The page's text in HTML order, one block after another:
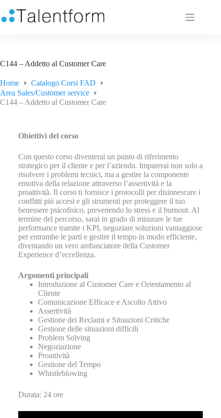
C144 – Addetto al Customer Care
Home
Catalogo Corsi FAD
Area Sales/Customer service
C144 – Addetto al Customer Care
Obiettivi del corso
Con questo corso diventerai un punto di riferimento
strategico per il cliente e per l’azienda. Imparerai non solo a
risolvere i problemi tecnici, ma a gestire la componente
emotiva della relazione attraverso l’assertività e la
proattività. Il corso ti fornisce i protocolli per disinnescare i
conflitti più accesi e gli strumenti per proteggere il tuo
benessere psicofisico, prevenendo lo stress e il burnout. Al
termine del percorso, sarai in grado di misurare le tue
performance tramite i KPI, negoziare soluzioni vantaggiose
per entrambe le parti e gestire il tempo in modo efficiente,
diventando un vero ambasciatore della Customer
Experience d’eccellenza.
Argomenti principali
Introduzione al Customer Care e Orientamento al
Cliente
Comunicazione Efficace e Ascolto Attivo
Assertività
Gestione dei Reclami e Situazioni Critiche
Gestione delle situazioni difficili
Problem Solving
Negoziazione
Proattività
Gestione del Tempo
Whistleblowing
Durata: 24 ore